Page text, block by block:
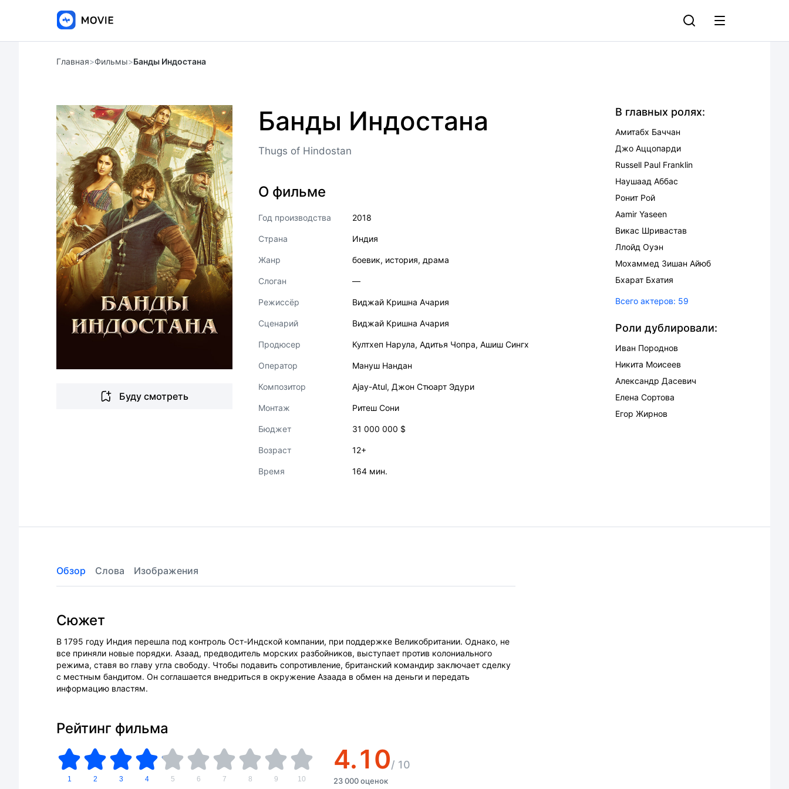
Главная>Фильмы>Банды Индостана
Буду смотреть
Банды Индостана
Thugs of Hindostan
О фильме
Год производства 2018
Страна Индия
Жанр боевик, история, драма
Слоган —
Режиссёр Виджай Кришна Ачария
Сценарий Виджай Кришна Ачария
Продюсер Култхеп Нарула, Адитья Чопра, Ашиш Сингх
Оператор Мануш Нандан
Композитор Ajay-Atul, Джон Стюарт Эдури
Монтаж Ритеш Сони
Бюджет 31 000 000 $
Возраст 12+
Время 164 мин.
В главных ролях:
Амитабх Баччан
Джо Аццопарди
Russell Paul Franklin
Наушаад Аббас
Ронит Рой
Aamir Yaseen
Викас Шривастав
Ллойд Оуэн
Мохаммед Зишан Айюб
Бхарат Бхатия
Всего актеров: 59
Роли дублировали:
Иван Породнов
Никита Моисеев
Александр Дасевич
Елена Сортова
Егор Жирнов
Обзор Слова Изображения
Сюжет
В 1795 году Индия перешла под контроль Ост-Индской компании, при поддержке Великобритании. Однако, не
все приняли новые порядки. Азаад, предводитель морских разбойников, выступает против колониального
режима, ставя во главу угла свободу. Чтобы подавить сопротивление, британский командир заключает сделку
с местным бандитом. Он соглашается внедриться в окружение Азаада в обмен на деньги и передать
информацию властям.
Рейтинг фильма
1 2 3 4 5 6 7 8 9 10
4.10/ 10
23 000 оценок